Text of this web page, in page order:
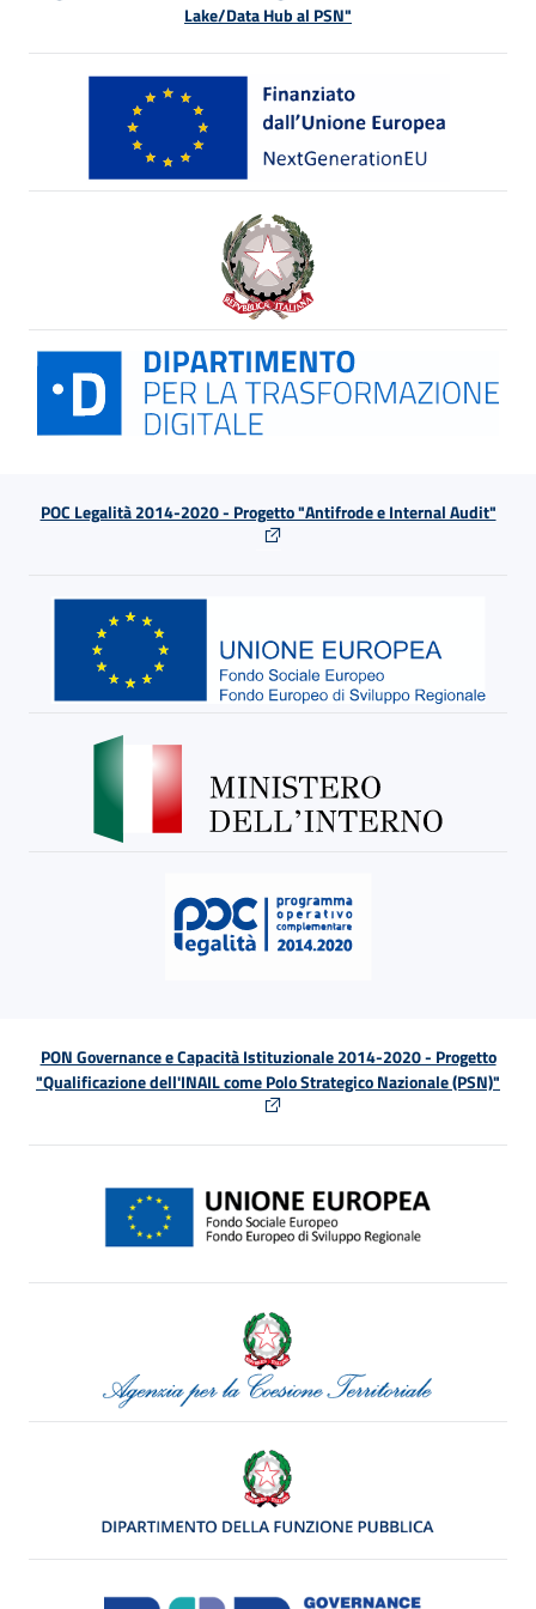
Lake/Data Hub al PSN"
POC Legalità 2014-2020 - Progetto "Antifrode e Internal Audit"
PON Governance e Capacità Istituzionale 2014-2020 - Progetto
"Qualificazione dell'INAIL come Polo Strategico Nazionale (PSN)"